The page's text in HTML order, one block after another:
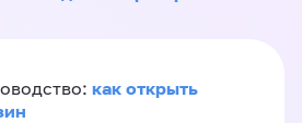
как открыть